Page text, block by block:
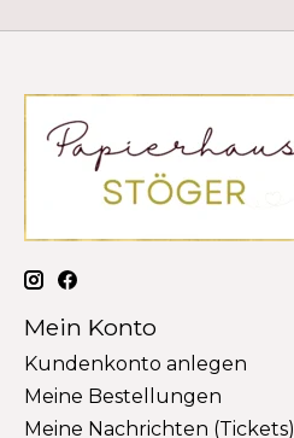
Mein Konto
Kundenkonto anlegen
Meine Bestellungen
Meine Nachrichten (Tickets)